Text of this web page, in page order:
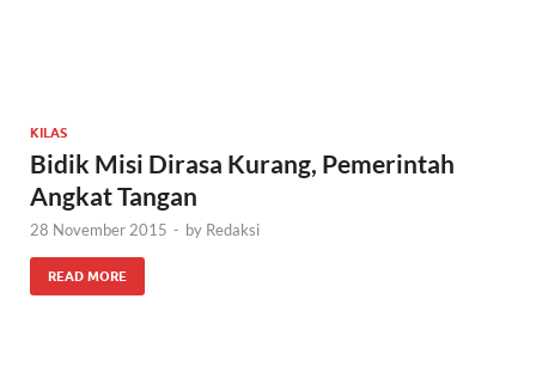
KILAS
Bidik Misi Dirasa Kurang, Pemerintah
Angkat Tangan
28 November 2015 - by Redaksi
READ MORE